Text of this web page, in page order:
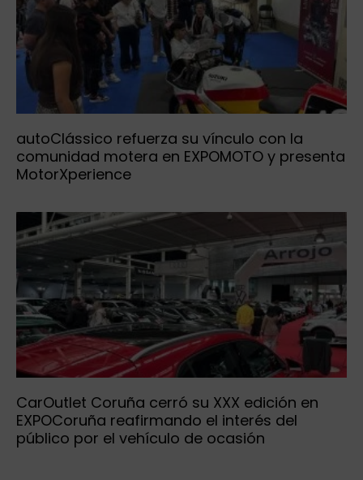
autoClássico refuerza su vínculo con la
comunidad motera en EXPOMOTO y presenta
MotorXperience
CarOutlet Coruña cerró su XXX edición en
EXPOCoruña reafirmando el interés del
público por el vehículo de ocasión